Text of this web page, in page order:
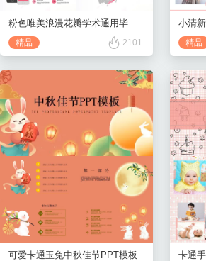
精品 2101 精品
可爱卡通玉兔中秋佳节PPT模板